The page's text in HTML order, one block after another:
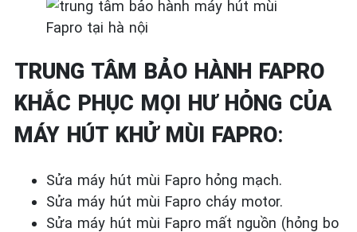
TRUNG TÂM BẢO HÀNH FAPRO
KHẮC PHỤC MỌI HƯ HỎNG CỦA
MÁY HÚT KHỬ MÙI FAPRO:
Sửa máy hút mùi Fapro hỏng mạch.
Sửa máy hút mùi Fapro cháy motor.
Sửa máy hút mùi Fapro mất nguồn (hỏng bo